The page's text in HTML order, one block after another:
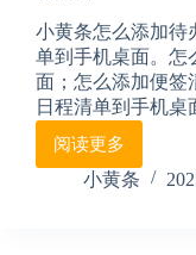
小黄条怎么添加待
单到手机桌面。怎
面；怎么添加便签
日程清单到手机桌
阅读更多
怎
么
小黄条